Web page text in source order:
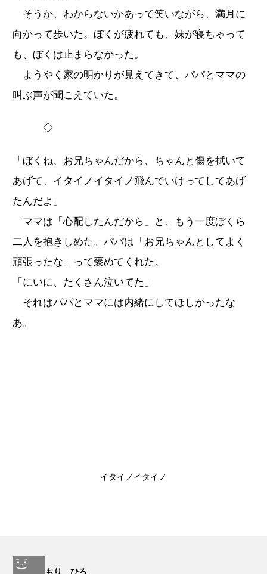
そうか、わからないかあって笑いながら、満月に
向かって歩いた。ぼくが疲れても、妹が寝ちゃって
も、ぼくは止まらなかった。
ようやく家の明かりが見えてきて、パパとママの
叫ぶ声が聞こえていた。
◇
「ぼくね、お兄ちゃんだから、ちゃんと傷を拭いて
あげて、イタイノイタイノ飛んでいけってしてあげ
たんだよ」
ママは「心配したんだから」と、もう一度ぼくら
二人を抱きしめた。パパは「お兄ちゃんとしてよく
頑張ったな」って褒めてくれた。
「にいに、たくさん泣いてた」
それはパパとママには内緒にしてほしかったな
あ。
イタイノイタイノ
もり ひろ